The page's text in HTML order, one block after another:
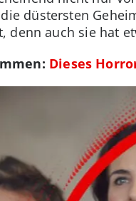
düstersten
denn auch sie hat
Dieses